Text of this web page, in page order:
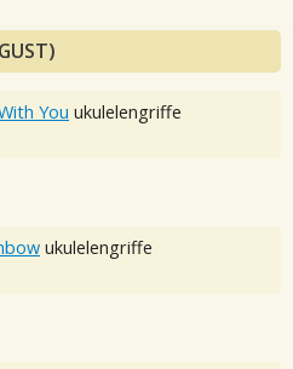
You ukulelengriffe
ukulelengriffe